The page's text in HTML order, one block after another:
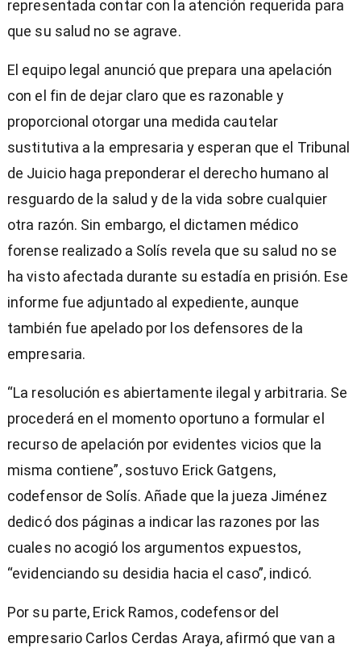
representada contar con la atención requerida para
que su salud no se agrave.
El equipo legal anunció que prepara una apelación
con el fin de dejar claro que es razonable y
proporcional otorgar una medida cautelar
sustitutiva a la empresaria y esperan que el Tribunal
de Juicio haga preponderar el derecho humano al
resguardo de la salud y de la vida sobre cualquier
otra razón. Sin embargo, el dictamen médico
forense realizado a Solís revela que su salud no se
ha visto afectada durante su estadía en prisión. Ese
informe fue adjuntado al expediente, aunque
también fue apelado por los defensores de la
empresaria.
“La resolución es abiertamente ilegal y arbitraria. Se
procederá en el momento oportuno a formular el
recurso de apelación por evidentes vicios que la
misma contiene”, sostuvo Erick Gatgens,
codefensor de Solís. Añade que la jueza Jiménez
dedicó dos páginas a indicar las razones por las
cuales no acogió los argumentos expuestos,
“evidenciando su desidia hacia el caso”, indicó.
Por su parte, Erick Ramos, codefensor del
empresario Carlos Cerdas Araya, afirmó que van a